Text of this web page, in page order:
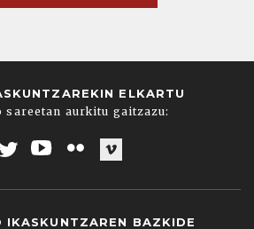
ELKARTU
sareetan aurkitu gaitzazu:
IKASKUNTZAREN BAZKIDE